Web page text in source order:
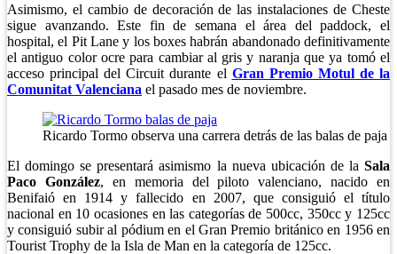
Asimismo, el cambio de decoración de las instalaciones de Cheste
sigue avanzando. Este fin de semana el área del paddock, el
hospital, el Pit Lane y los boxes habrán abandonado definitivamente
el antiguo color ocre para cambiar al gris y naranja que ya tomó el
acceso principal del Circuit durante el Gran Premio Motul de la
Comunitat Valenciana el pasado mes de noviembre.
Ricardo Tormo observa una carrera detrás de las balas de paja
El domingo se presentará asimismo la nueva ubicación de la Sala
Paco González, en memoria del piloto valenciano, nacido en
Benifaió en 1914 y fallecido en 2007, que consiguió el título
nacional en 10 ocasiones en las categorías de 500cc, 350cc y 125cc
y consiguió subir al pódium en el Gran Premio británico en 1956 en
Tourist Trophy de la Isla de Man en la categoría de 125cc.